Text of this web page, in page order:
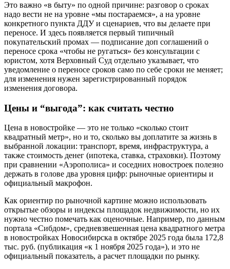
Это важно «в быту» по одной причине: разговор о сроках
надо вести не на уровне «мы постараемся», а на уровне
конкретного пункта ДДУ и сценариев, что вы делаете при
переносе. И здесь появляется первый типичный
покупательский промах — подписание доп соглашений о
переносе срока «чтобы не ругаться» без консультации с
юристом, хотя Верховный Суд отдельно указывает, что
уведомление о переносе сроков само по себе сроки не меняет;
для изменения нужен зарегистрированный порядок
изменения договора.
Цены и “выгода”: как считать честно
Цена в новостройке — это не только «сколько стоит
квадратный метр», но и то, сколько вы доплатите за жизнь в
выбранной локации: транспорт, время, инфраструктура, а
также стоимость денег (ипотека, ставка, страховки). Поэтому
при сравнении «Аэрополиса» и соседних новостроек полезно
держать в голове два уровня цифр: рыночные ориентиры и
официальный макрофон.
Как ориентир по рыночной картине можно использовать
открытые обзоры и индексы площадок недвижимости, но их
нужно честно помечать как оценочные. Например, по данным
портала «Сибдом», средневзвешенная цена квадратного метра
в новостройках Новосибирска в октябре 2025 года была 172,8
тыс. руб. (публикация «к 1 ноября 2025 года»), и это не
официальный показатель, а расчет площадки по рынку.